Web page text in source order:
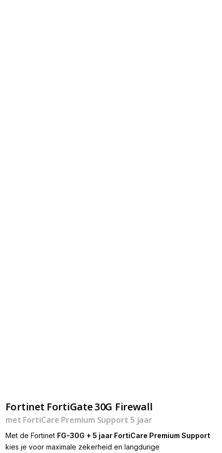
Fortinet FortiGate 30G Firewall
met FortiCare Premium Support 5 jaar
Met de Fortinet FG-30G + 5 jaar FortiCare Premium Support
kies je voor maximale zekerheid en langdurige